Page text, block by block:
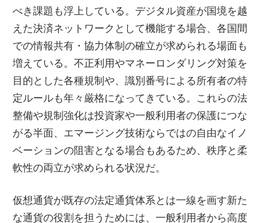
べき課題も浮上している。デジタル資産が国境を越
えた決済ネットワークとして機能する場合、各国間
での情報共有・協力体制の確立が求められる場面も
増えている。不正利用やマネーロンダリング対策を
目的とした各種規制や、識別番号による所有者の特
定ルールも年々厳格になってきている。これらの法
整備や規制強化は投資家や一般利用者の保護につな
がる半面、エマージング技術ならではの自由なイノ
ベーションの阻害となる場合もあるため、秩序と柔
軟性の両立が求められる状況だ。
仮想通貨が既存の法定通貨体系とは一線を画す新た
な通貨の役割を担うためには、一般利用者から高度